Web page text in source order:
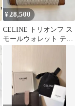
¥28,500
CELINE トリオンフ ス
モールウォレット テキ